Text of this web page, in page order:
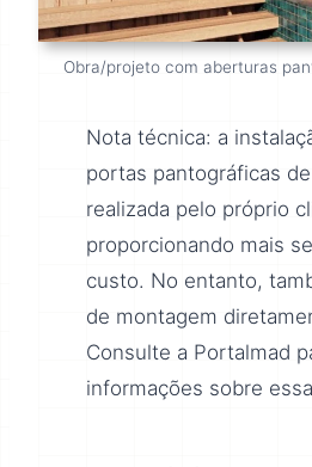
Obra/projeto com aberturas
Nota técnica: a
portas pantográficas
realizada pelo próprio
proporcionando mais
custo. No entanto,
de montagem
Consulte a Portalmad
informações sobre